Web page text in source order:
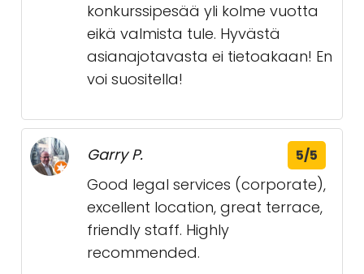
konkurssipesää yli kolme vuotta
eikä valmista tule. Hyvästä
asianajotavasta ei tietoakaan! En
voi suositella!
Garry P. 5/5
Good legal services (corporate),
excellent location, great terrace,
friendly staff. Highly
recommended.